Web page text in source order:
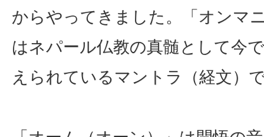
からやってきました。「オンマ
はネパール仏教の真髄として今
えられているマントラ（経文）